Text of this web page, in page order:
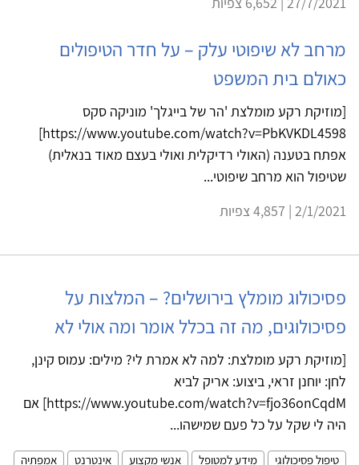
מרחב לא שיפוטי עלק – על חדר הטיפולים
כאולם בית המשפט
[מוזיקת רקע מומלצת 'הר של בייגלך' מוניקה סקס
https://www.youtube.com/watch?v=PbKVKDL4598]
אפתח בטענה (האולי רדיקלית ואולי בעצם מאוד בנאלית)
שטיפול הוא מרחב שיפוטי...
2/1/2021 | 4,857 צפיות
פסיכולוג מומלץ בירושלים? – המלצות על
פסיכולוגים, מה זה בכלל אומר ומה אולי לא
[מוזיקת רקע מומלצת: למה לא אמרת לי? מילים: עמוס קינן,
לחן: יוחנן זראי, ביצוע: אריק לביא
https://www.youtube.com/watch?v=fjo36onCqdM] אם
היה לי שקל על כל פעם שמישהו...
טיפול פסיכולוגי מידע למטופל אנשי מקצוע אינטרנט אמפתיה